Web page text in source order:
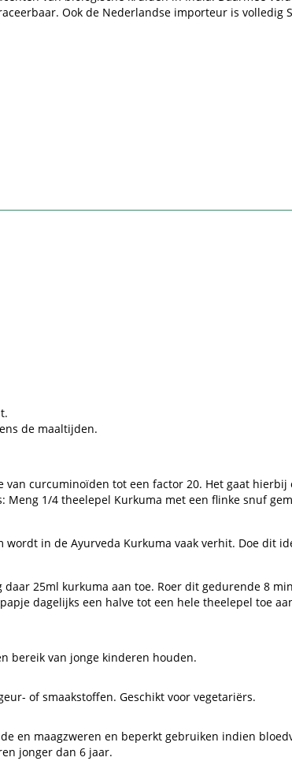
Ook de Nederlandse importeur is volledig
de maaltijden.
curcuminoïden tot een factor 20. Het gaat
Meng 1/4 theelepel Kurkuma met een flinke snuf
in de Ayurveda Kurkuma vaak verhit. Doe dit
25ml kurkuma aan toe. Roer dit gedurende 8
dagelijks een halve tot een hele theelepel toe
bereik van jonge kinderen houden.
of smaakstoffen. Geschikt voor vegetariërs.
en maagzweren en beperkt gebruiken indien
jonger dan 6 jaar.